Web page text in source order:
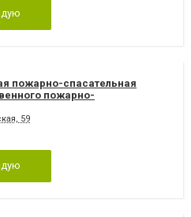
пожарно-спасательная
пожарно-
г. Буча
59